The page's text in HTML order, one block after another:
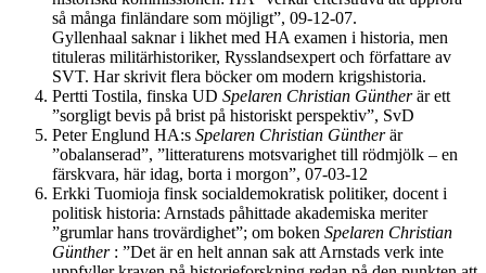
så många finländare som möjligt”, 09-12-07.
Gyllenhaal saknar i likhet med HA examen i historia, men
tituleras militärhistoriker, Rysslandsexpert och författare av
SVT. Har skrivit flera böcker om modern krigshistoria.
Pertti Tostila, finska UD Spelaren Christian Güntherär ett
”sorgligt bevis på brist på historiskt perspektiv”, SvD
Peter Englund HA:s Spelaren Christian Güntherär
”obalanserad”, ”litteraturens motsvarighet till rödmjölk – en
färskvara, här idag, borta i morgon”, 07-03-12
Erkki Tuomioja finsk socialdemokratisk politiker, docent i
politisk historia: Arnstads påhittade akademiska meriter
”grumlar hans trovärdighet”; om boken Spelaren Christian
Günther : ”Det är en helt annan sak att Arnstads verk inte